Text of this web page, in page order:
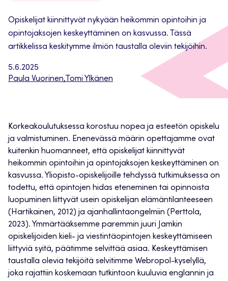
5.6.2025
Paula Vuorinen, Tomi Ylkänen
Opiskelijat kiinnittyvät nykyään heikommin opintoihin ja
opintojaksojen keskeyttäminen on kasvussa. Tässä
artikkelissa keskitymme ilmiön taustalla oleviin tekijöihin.
Korkeakoulutuksessa korostuu nopea ja esteetön opiskelu
ja valmistuminen. Enenevässä määrin opettajamme ovat
kuitenkin huomanneet, että opiskelijat kiinnittyvät
heikommin opintoihin ja opintojaksojen keskeyttäminen on
kasvussa. Yliopisto-opiskelijoille tehdyssä tutkimuksessa on
todettu, että opintojen hidas eteneminen tai opinnoista
luopuminen liittyvät usein opiskelijan elämäntilanteeseen
(Hartikainen, 2012) ja ajanhallintaongelmiin (Perttola,
2023). Ymmärtääksemme paremmin juuri Jamkin
opiskelijoiden kieli- ja viestintäopintojen keskeyttämiseen
liittyviä syitä, päätimme selvittää asiaa. Keskeyttämisen
taustalla olevia tekijöitä selvitimme Webropol-kyselyllä,
joka rajattiin koskemaan tutkintoon kuuluvia englannin ja